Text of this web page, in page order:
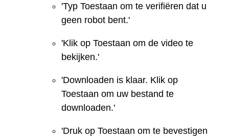
'Typ Toestaan om te verifiëren dat u
geen robot bent.'
'Klik op Toestaan om de video te
bekijken.'
'Downloaden is klaar. Klik op
Toestaan om uw bestand te
downloaden.'
'Druk op Toestaan om te bevestigen